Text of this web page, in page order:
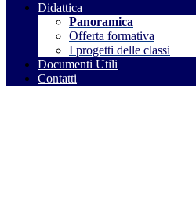
Didattica
Panoramica
Offerta formativa
I progetti delle classi
Documenti Utili
Contatti